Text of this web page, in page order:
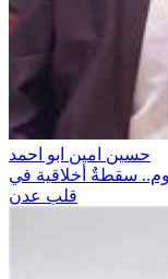
حسين امين ابو احمد
سقطةٌ أخلاقية في
قلب عدن